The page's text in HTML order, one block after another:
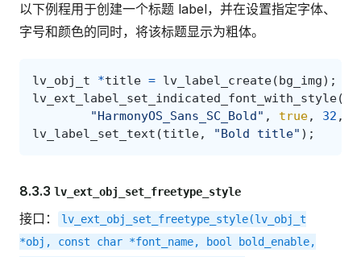
以下例程用于创建一个标题 label，并在设置指定字体、
字号和颜色的同时，将该标题显示为粗体。
lv_obj_t *title = lv_label_create(bg_img);
lv_ext_label_set_indicated_font_with_style(
"HarmonyOS_Sans_SC_Bold" , true, 32 ,
lv_label_set_text (title, "Bold title" );
8.3.3 lv_ext_obj_set_freetype_style
接口：
lv_ext_obj_set_freetype_style(lv_obj_t
*obj,
const char *font_name, bool
bold_enable,